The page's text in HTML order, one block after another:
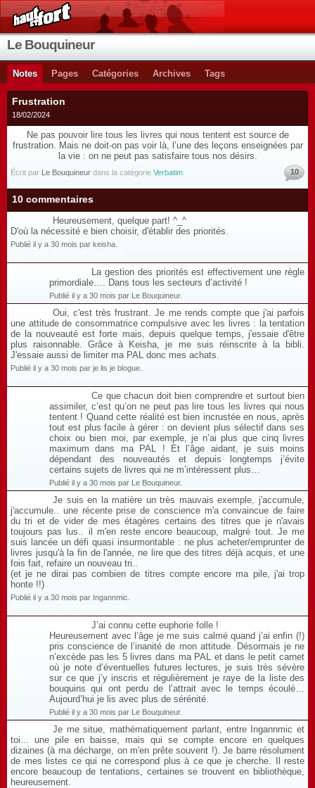
Le Bouquineur
Notes Pages Catégories Archives Tags
Frustration
18/02/2024
Ne pas pouvoir lire tous les livres qui nous tentent est source de
frustration. Mais ne doit-on pas voir là, l’une des leçons enseignées par
la vie : on ne peut pas satisfaire tous nos désirs.
Écrit par Le Bouquineur dans la catégorie Verbatim 10
10 commentaires
Heureusement, quelque part! ^_^
D'où la nécessité e bien choisir, d'établir des priorités.
Publié il y a 30 mois par keisha.
La gestion des priorités est effectivement une règle
primordiale…. Dans tous les secteurs d’activité !
Publié il y a 30 mois par Le Bouquineur.
Oui, c'est très frustrant. Je me rends compte que j'ai parfois
une attitude de consommatrice compulsive avec les livres : la tentation
de la nouveauté est forte mais, depuis quelque temps, j'essaie d'être
plus raisonnable. Grâce à Keisha, je me suis réinscrite à la bibli.
J'essaie aussi de limiter ma PAL donc mes achats.
Publié il y a 30 mois par je lis je blogue.
Ce que chacun doit bien comprendre et surtout bien
assimiler, c’est qu’on ne peut pas lire tous les livres qui nous
tentent ! Quand cette réalité est bien incrustée en nous, après
tout est plus facile à gérer : on devient plus sélectif dans ses
choix ou bien moi, par exemple, je n’ai plus que cinq livres
maximum dans ma PAL ! Et l’âge aidant, je suis moins
dépendant des nouveautés et depuis longtemps j’évite
certains sujets de livres qui ne m’intéressent plus…
Publié il y a 30 mois par Le Bouquineur.
Je suis en la matière un très mauvais exemple, j'accumule,
j'accumule.. une récente prise de conscience m'a convaincue de faire
du tri et de vider de mes étagères certains des titres que je n'avais
toujours pas lus.. il m'en reste encore beaucoup, malgré tout. Je me
suis lancée un défi quasi insurmontable : ne plus acheter/emprunter de
livres jusqu'à la fin de l'année, ne lire que des titres déjà acquis, et une
fois fait, refaire un nouveau tri..
(et je ne dirai pas combien de titres compte encore ma pile, j'ai trop
honte !!)
Publié il y a 30 mois par Ingannmic.
J’ai connu cette euphorie folle !
Heureusement avec l’âge je me suis calmé quand j’ai enfin (!)
pris conscience de l’inanité de mon attitude. Désormais je ne
n’excède pas les 5 livres dans ma PAL et dans le petit carnet
où je note d’éventuelles futures lectures, je suis très sévère
sur ce que j’y inscris et régulièrement je raye de la liste des
bouquins qui ont perdu de l’attrait avec le temps écoulé…
Aujourd’hui je lis avec plus de sérénité.
Publié il y a 30 mois par Le Bouquineur.
Je me situe, mathématiquement parlant, entre Ingannmic et
toi... une pile en baisse, mais qui se compte encore en quelques
dizaines (à ma décharge, on m'en prête souvent !). Je barre résolument
de mes listes ce qui ne correspond plus à ce que je cherche. Il reste
encore beaucoup de tentations, certaines se trouvent en bibliothèque,
heureusement.